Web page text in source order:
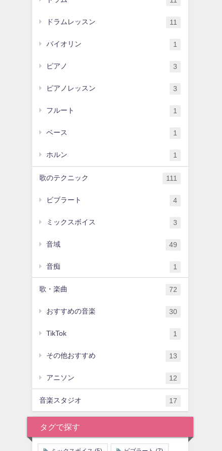
ドラムレッスン 11
バイオリン 1
ピアノ 3
ピアノレッスン 3
フルート 1
ベース 1
ホルン 1
歌のテクニック 111
ビブラート 4
ミックスボイス 3
音域 49
音痴 1
歌・楽曲 72
おすすめの音楽 30
TikTok 1
その他おすすめ 13
アニソン 12
音楽スタジオ 17
タグで探す